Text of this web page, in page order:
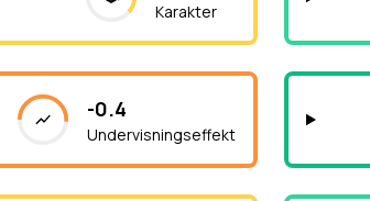
Karakter
-0.4
Undervisningseffekt